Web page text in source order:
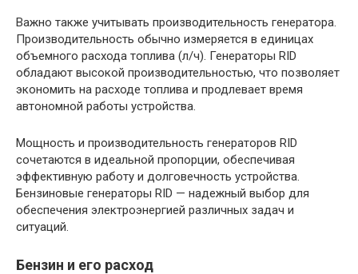
Важно также учитывать производительность генератора.
Производительность обычно измеряется в единицах
объемного расхода топлива (л/ч). Генераторы RID
обладают высокой производительностью, что позволяет
экономить на расходе топлива и продлевает время
автономной работы устройства.
Мощность и производительность генераторов RID
сочетаются в идеальной пропорции, обеспечивая
эффективную работу и долговечность устройства.
Бензиновые генераторы RID — надежный выбор для
обеспечения электроэнергией различных задач и
ситуаций.
Бензин и его расход